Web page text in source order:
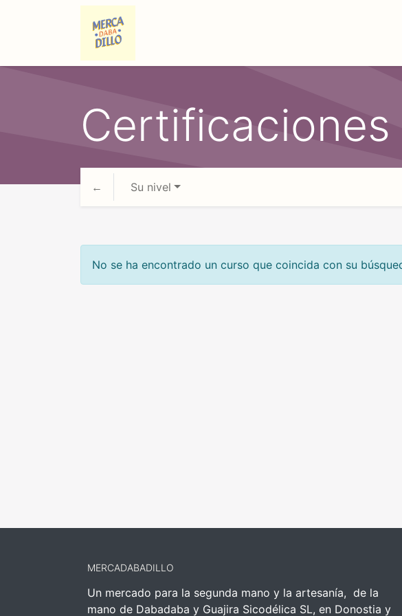
Certificaciones
Su nivel
No se ha encontrado un curso que coincida con su
MERCADABADILLO
Un mercado para la segunda mano y la artesanía, de la
mano de Dabadaba y Guajira Sicodélica SL, en Donostia y